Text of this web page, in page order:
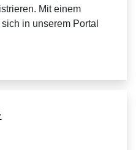
Mit einem
in unserem Portal